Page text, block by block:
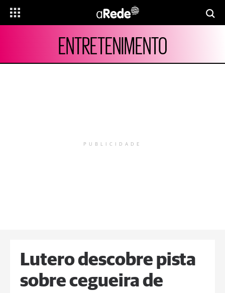
ENTRETENIMENTO
PUBLICIDADE
Lutero descobre pista
sobre cegueira de